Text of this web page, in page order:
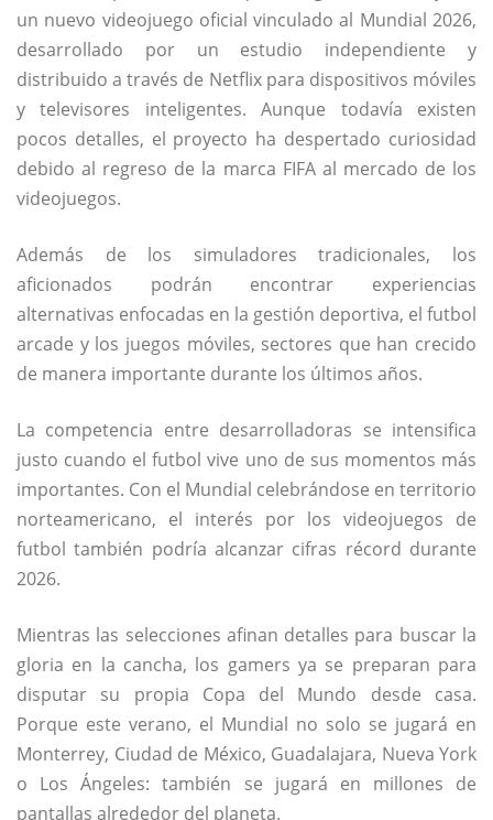
un nuevo videojuego oficial vinculado al Mundial 2026,
desarrollado por un estudio independiente y
distribuido a través de Netflix para dispositivos móviles
y televisores inteligentes. Aunque todavía existen
pocos detalles, el proyecto ha despertado curiosidad
debido al regreso de la marca FIFA al mercado de los
videojuegos.
Además de los simuladores tradicionales, los
aficionados podrán encontrar experiencias
alternativas enfocadas en la gestión deportiva, el futbol
arcade y los juegos móviles, sectores que han crecido
de manera importante durante los últimos años.
La competencia entre desarrolladoras se intensifica
justo cuando el futbol vive uno de sus momentos más
importantes. Con el Mundial celebrándose en territorio
norteamericano, el interés por los videojuegos de
futbol también podría alcanzar cifras récord durante
2026.
Mientras las selecciones afinan detalles para buscar la
gloria en la cancha, los gamers ya se preparan para
disputar su propia Copa del Mundo desde casa.
Porque este verano, el Mundial no solo se jugará en
Monterrey, Ciudad de México, Guadalajara, Nueva York
o Los Ángeles: también se jugará en millones de
pantallas alrededor del planeta.